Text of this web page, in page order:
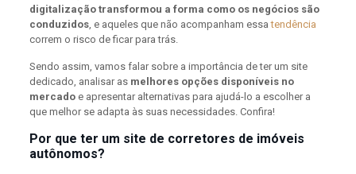
digitalização transformou a forma como os negócios são
conduzidos, e aqueles que não acompanham essatendência
correm o risco de ficar para trás.
Sendo assim, vamos falar sobre a importância de ter um site
dedicado, analisar asmelhores opções disponíveis no
mercadoe apresentar alternativas para ajudá-lo a escolher a
que melhor se adapta às suas necessidades. Confira!
Por que ter um site de corretores de imóveis
autônomos?